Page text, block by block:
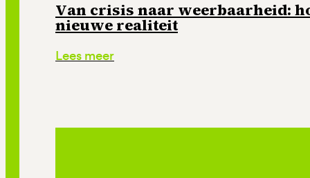
Van crisis naar weerbaarheid:
nieuwe realiteit
Lees meer